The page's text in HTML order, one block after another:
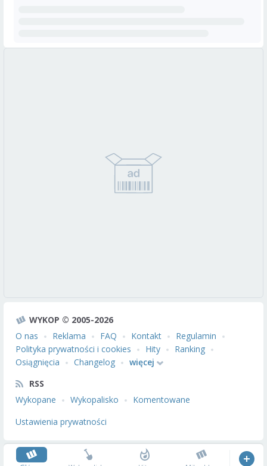
WYKOP © 2005-2026
O nas
Reklama FAQ Kontakt
Regulamin
Polityka prywatności i cookies
Hity
Ranking
Osiągnięcia
Changelog
więcej
RSS
Wykopane
Wykopalisko
Komentowane
Ustawienia prywatności